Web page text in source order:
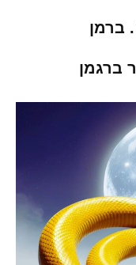
. ברמן
ברגמן